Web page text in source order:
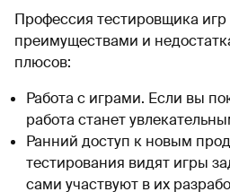
Профессия тестировщика игр
преимуществами и
плюсов:
Работа с играми. Если вы
работа станет
Ранний доступ к новым
тестирования видят игры
сами участвуют в их